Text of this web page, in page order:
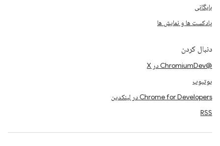
بایگانی
پادکست ها و نمایش ها
دنبال کردن
@ChromiumDev در X
یوتیوب
Chrome for Developers در لینکدین
RSS